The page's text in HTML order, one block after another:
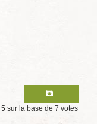
5 sur la base de 7 votes